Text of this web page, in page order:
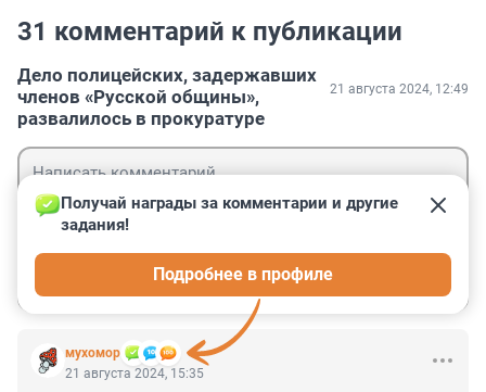
31 комментарий к публикации
Дело полицейских, задержавших
членов «Русской общины»,
развалилось в прокуратуре
21 августа 2024, 12:49
мухомор
Получай награды за комментарии и другие
задания!
Подробнее в профиле
21 августа 2024, 15:35